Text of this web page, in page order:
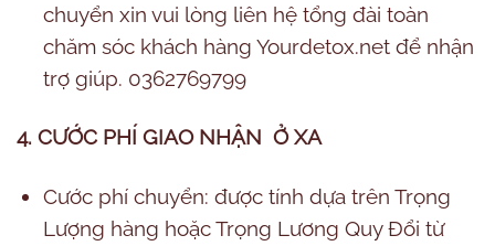
chuyển xin vui lòng liên hệ tổng đài toàn
chăm sóc khách hàng Yourdetox.net để nhận
trợ giúp. 0362769799
4. CƯỚC PHÍ GIAO NHẬN Ở XA
Cước phí chuyển: được tính dựa trên Trọng
Lượng hàng hoặc Trọng Lương Quy Đổi từ